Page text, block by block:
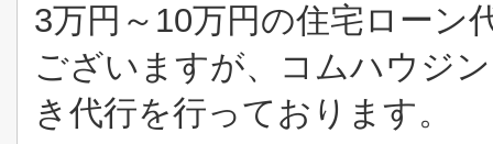
3万円～10万円の住宅ローン
ございますが、コムハウジ
き代行を行っております。